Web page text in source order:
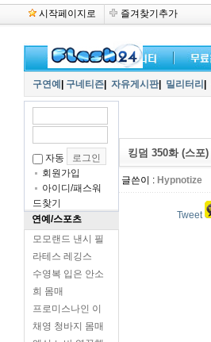
시작페이지로 즐겨찾기추가
구연예 구네티즌 자유게시판| 밀리터리
자동
회원가입
아이디/패스워
드찾기
연예/스포츠
모모랜드 낸시 필
라테스 레깅스
수영복 입은 안소
희 몸매
프로미스나인 이
채영 청바지 몸매
킹덤 350화 (스포)
글쓴이 : Hypnotize
Tweet